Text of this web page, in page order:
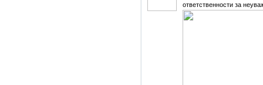
ответственности за